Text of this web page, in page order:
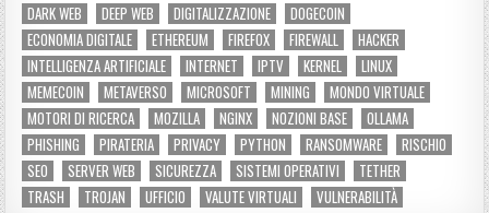
DARK WEB
DEEP WEB DIGITALIZZAZIONE
DOGECOIN
ECONOMIA DIGITALE
ETHEREUM FIREFOX FIREWALL
HACKER
INTELLIGENZA ARTIFICIALE
INTERNET IPTV KERNEL
LINUX
MEMECOIN
METAVERSO MICROSOFT MINING
MONDO VIRTUALE
MOTORI DI RICERCA
MOZILLA NGINX NOZIONI BASE
OLLAMA
PHISHING
PIRATERIA PRIVACY PYTHON RANSOMWARE
RISCHIO
SEO
SERVER WEB SICUREZZA SISTEMI OPERATIVI
TETHER
TRASH
TROJAN UFFICIO VALUTE VIRTUALI VULNERABILITÀ